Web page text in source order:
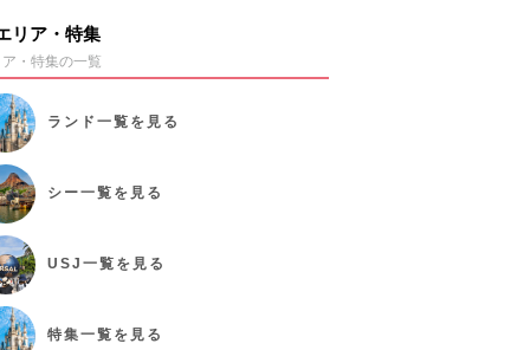
リア・特集
・特集の一覧
ランド 一覧を見る
シー一覧を見る
USJ 一覧を見る
特集一覧を見る